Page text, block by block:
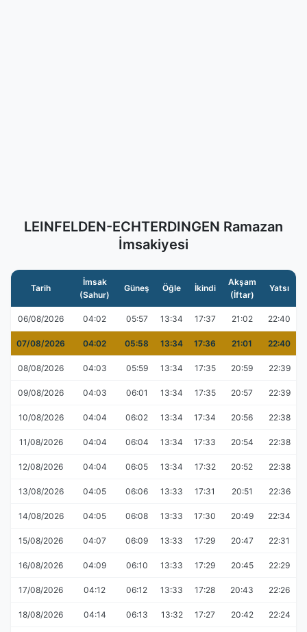
LEINFELDEN-ECHTERDINGEN Ramazan
İmsakiyesi
Tarih
İmsak
(Sahur)
Güneş Öğle İkindi
Akşam
(İftar)
Yatsı
06/08/2026 04:02 05:57 13:34 17:37 21:02 22:40
07/08/2026 04:02 05:58 13:34 17:36 21:01 22:40
08/08/2026 04:03 05:59 13:34 17:35 20:59 22:39
09/08/2026 04:03 06:01 13:34 17:35 20:57 22:39
10/08/2026 04:04 06:02 13:34 17:34 20:56 22:38
11/08/2026 04:04 06:04 13:34 17:33 20:54 22:38
12/08/2026 04:04 06:05 13:34 17:32 20:52 22:38
13/08/2026 04:05 06:06 13:33 17:31 20:51 22:36
14/08/2026 04:05 06:08 13:33 17:30 20:49 22:34
15/08/2026 04:07 06:09 13:33 17:29 20:47 22:31
16/08/2026 04:09 06:10 13:33 17:29 20:45 22:29
17/08/2026 04:12 06:12 13:33 17:28 20:43 22:26
18/08/2026 04:14 06:13 13:32 17:27 20:42 22:24